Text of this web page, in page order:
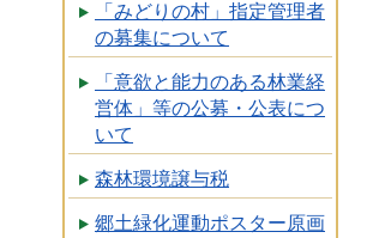
「みどりの村」指定管理者
の募集について
「意欲と能力のある林業経
営体」等の公募・公表につ
いて
森林環境譲与税
郷土緑化運動ポスター原画